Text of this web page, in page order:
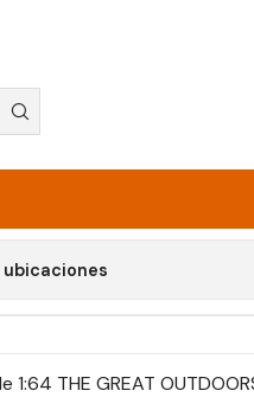
1968
1:64 THE GREAT